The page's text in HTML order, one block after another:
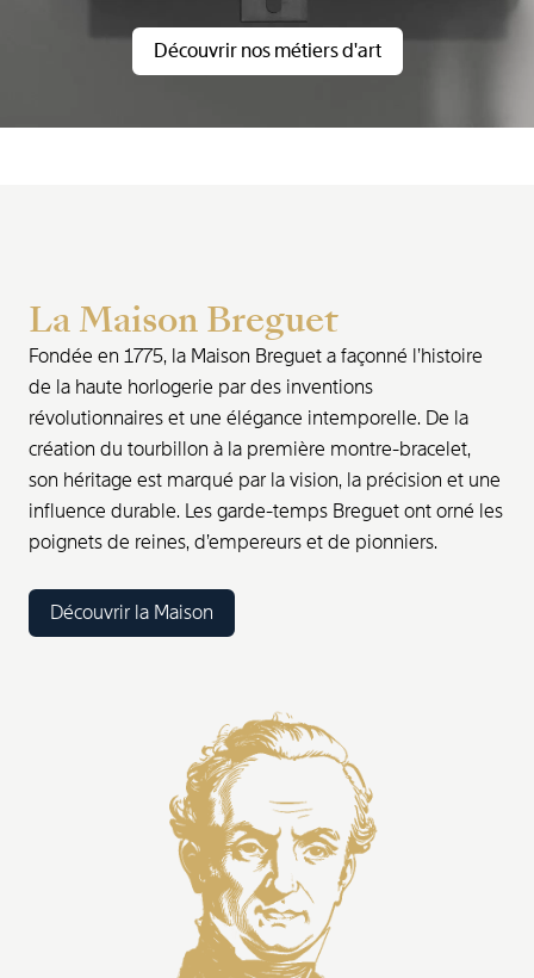
Découvrir nos métiers d'art
La Maison Breguet
Fondée en 1775, la Maison Breguet a façonné l’histoire
de la haute horlogerie par des inventions
révolutionnaires et une élégance intemporelle. De la
création du tourbillon à la première montre-bracelet,
son héritage est marqué par la vision, la précision et une
influence durable. Les garde-temps Breguet ont orné les
poignets de reines, d’empereurs et de pionniers.
Découvrir la Maison